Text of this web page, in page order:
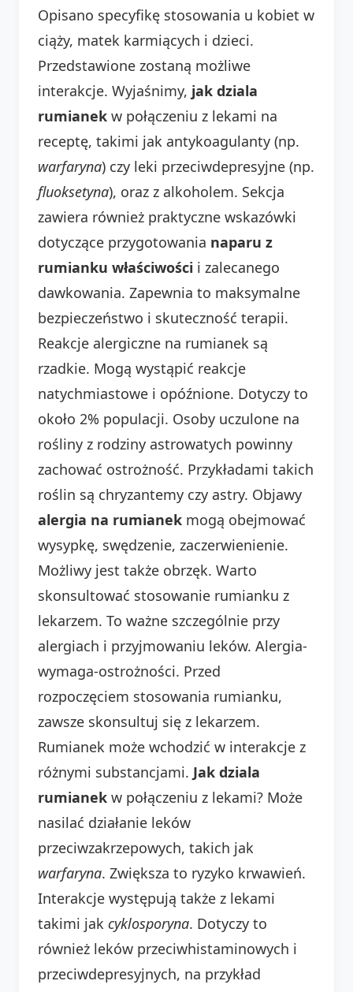
Opisano specyfikę stosowania u kobiet w
ciąży, matek karmiących i dzieci.
Przedstawione zostaną możliwe
interakcje. Wyjaśnimy, jak dziala
rumianek w połączeniu z lekami na
receptę, takimi jak antykoagulanty (np.
warfaryna) czy leki przeciwdepresyjne (np.
fluoksetyna), oraz z alkoholem. Sekcja
zawiera również praktyczne wskazówki
dotyczące przygotowania naparu z
rumianku właściwości i zalecanego
dawkowania. Zapewnia to maksymalne
bezpieczeństwo i skuteczność terapii.
Reakcje alergiczne na rumianek są
rzadkie. Mogą wystąpić reakcje
natychmiastowe i opóźnione. Dotyczy to
około 2% populacji. Osoby uczulone na
rośliny z rodziny astrowatych powinny
zachować ostrożność. Przykładami takich
roślin są chryzantemy czy astry. Objawy
alergia na rumianek mogą obejmować
wysypkę, swędzenie, zaczerwienienie.
Możliwy jest także obrzęk. Warto
skonsultować stosowanie rumianku z
lekarzem. To ważne szczególnie przy
alergiach i przyjmowaniu leków. Alergia-
wymaga-ostrożności. Przed
rozpoczęciem stosowania rumianku,
zawsze skonsultuj się z lekarzem.
Rumianek może wchodzić w interakcje z
różnymi substancjami. Jak dziala
rumianek w połączeniu z lekami? Może
nasilać działanie leków
przeciwzakrzepowych, takich jak
warfaryna. Zwiększa to ryzyko krwawień.
Interakcje występują także z lekami
takimi jak cyklosporyna. Dotyczy to
również leków przeciwhistaminowych i
przeciwdepresyjnych, na przykład